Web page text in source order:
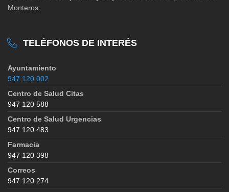
Monteros.
TELÉFONOS DE INTERÉS
Ayuntamiento
947 120 002
Centro de Salud Citas
947 120 588
Centro de Salud Urgencias
947 120 483
Farmacia
947 120 398
Correos
947 120 274